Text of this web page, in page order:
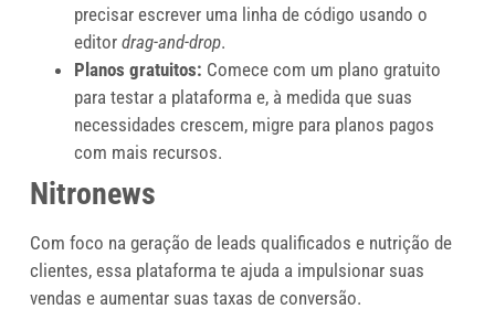
precisar escrever uma linha de código usando o
editordrag-and-drop.
Planos gratuitos: Comece com um plano gratuito
para testar a plataforma e, à medida que suas
necessidades crescem, migre para planos pagos
com mais recursos.
Nitronews
Com foco na geração de leads qualificados e nutrição de
clientes, essa plataforma te ajuda a impulsionar suas
vendas e aumentar suas taxas de conversão.